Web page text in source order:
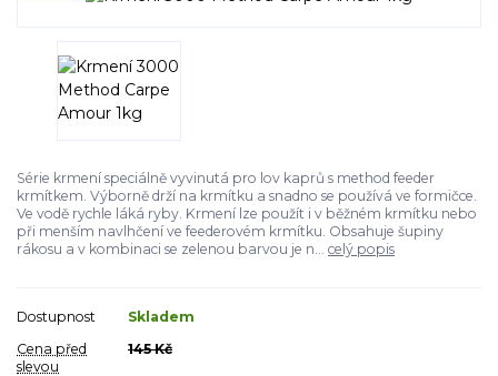
Série krmení speciálně vyvinutá pro lov kaprů s method feeder
krmítkem. Výborně drží na krmítku a snadno se používá ve formičce.
Ve vodě rychle láká ryby. Krmení lze použít i v běžném krmítku nebo
při menším navlhčení ve feederovém krmítku. Obsahuje šupiny
rákosu a v kombinaci se zelenou barvou je n... celý popis
Dostupnost
Skladem
Cena před
slevou
145 Kč